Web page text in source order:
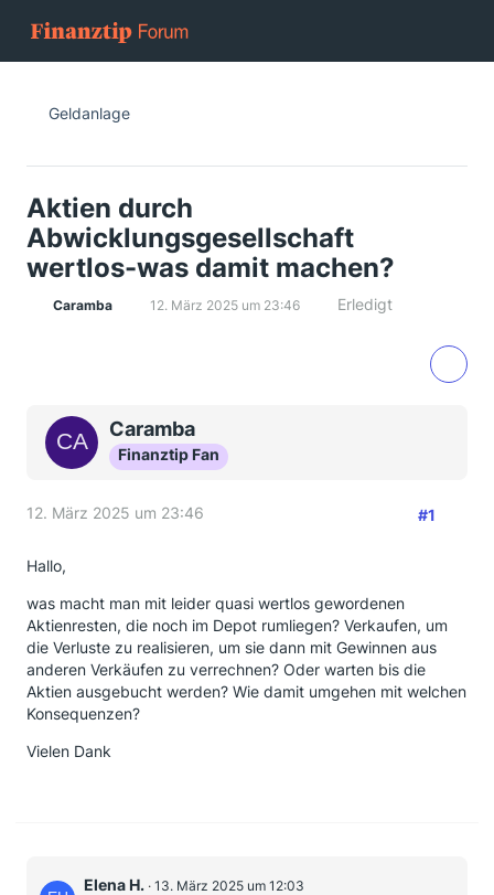
Geldanlage
Aktien durch
Abwicklungsgesellschaft
wertlos-was damit machen?
Caramba 12. März 2025 um 23:46 Erledigt
Caramba
Finanztip Fan
12. März 2025 um 23:46 #1
Hallo,
was macht man mit leider quasi wertlos gewordenen
Aktienresten, die noch im Depot rumliegen? Verkaufen, um
die Verluste zu realisieren, um sie dann mit Gewinnen aus
anderen Verkäufen zu verrechnen? Oder warten bis die
Aktien ausgebucht werden? Wie damit umgehen mit welchen
Konsequenzen?
Vielen Dank
Elena H. 13. März 2025 um 12:03